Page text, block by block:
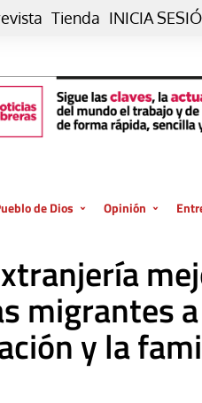
Tienda INICIA
de Dios
La oración de cada día
El termómetro
El Evangelio en tu vida
Opinión
Blog De paso…
Blog Eutopía
Blog El Evangelio
migrantes a
y la